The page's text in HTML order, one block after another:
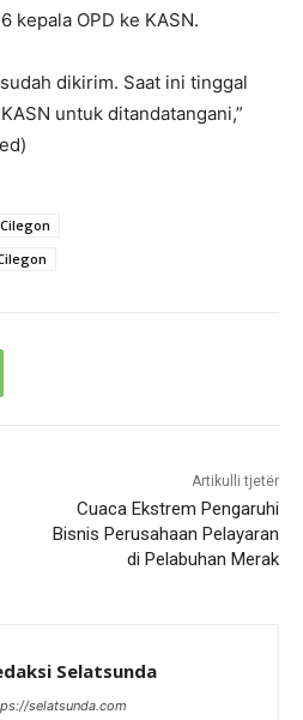
kepala OPD ke KASN.
dikirim. Saat ini tinggal
untuk ditandatangani,”
Artikulli tjetër
Cuaca Ekstrem Pengaruhi
Bisnis Perusahaan Pelayaran
di Pelabuhan Merak
Selatsunda
selatsunda.com